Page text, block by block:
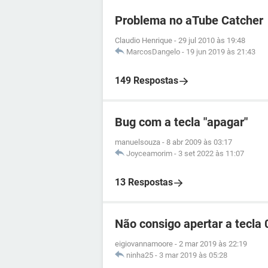
Problema no aTube Catcher
Claudio Henrique - 29 jul 2010 às 19:48
MarcosDangelo - 19 jun 2019 às 21:43
149 Respostas
Bug com a tecla "apagar"
manuelsouza - 8 abr 2009 às 03:17
Joyceamorim - 3 set 2022 às 11:07
13 Respostas
Não consigo apertar a tecla
eigiovannamoore - 2 mar 2019 às 22:19
ninha25 - 3 mar 2019 às 05:28